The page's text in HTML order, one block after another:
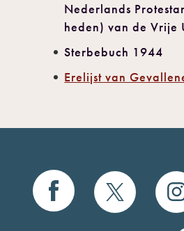
Nederlands
heden) van de Vrije
Sterbebuch 1944
Erelijst van